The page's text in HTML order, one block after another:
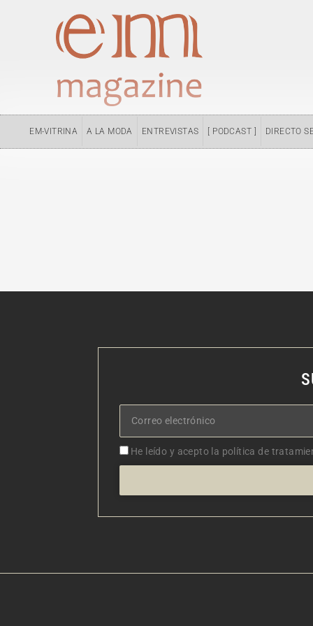
EM-VITRINA A LA MODA ENTREVISTAS [ PODCAST ] DIRECTO
Correo
electrónico
Aceptacion
He leído y acepto la política de